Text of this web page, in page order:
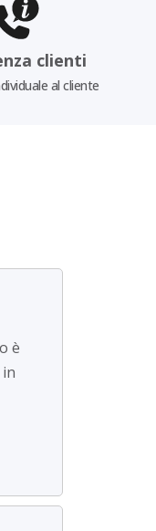
clienti
al cliente
è